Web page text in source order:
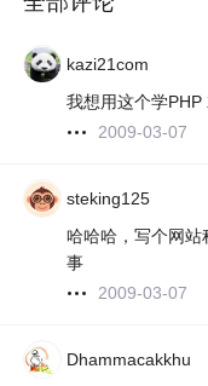
kazi21com
我想用这个学
2009-03-07
steking125
哈哈哈，写个网
事
2009-03-07
Dhammacakkhu